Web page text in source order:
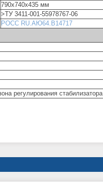
790х740х435 мм
>ТУ 3411-001-55978767-06
РОСС RU.АЮ64.В14717
регулирования стабилизатора